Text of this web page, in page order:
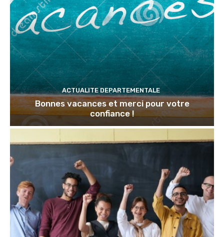
ACTUALITE DEPARTEMENTALE
Bonnes vacances et merci pour votre
confiance !